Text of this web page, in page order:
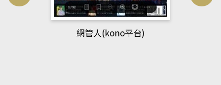
網管人(kono平台)